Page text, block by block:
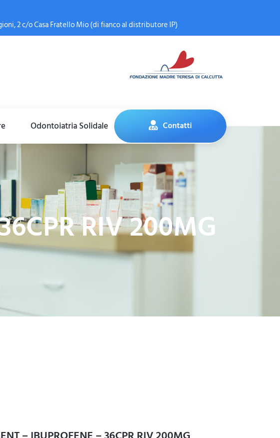
2 c/o Casa Fratello Mio (di fianco al distributore IP)
Odontoiatria Solidale Contatti
RIV 200MG